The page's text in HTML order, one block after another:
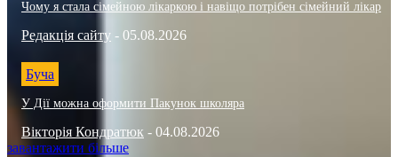
Чому я стала сімейною лікаркою і навіщо потрібен сімейний лікар
Редакція сайту - 05.08.2026
Буча
У Дії можна оформити Пакунок школяра
Вікторія Кондратюк - 04.08.2026
завантажити більше